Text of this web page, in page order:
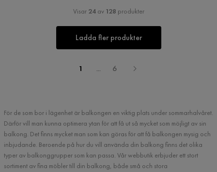
Visar 24av 128 produkter
Ladda fler produkter
1 ... 6
För de som bor i lägenhet är balkongen en viktig plats under sommarhalvåret.
Därför vill man kunna optimera ytan för att få ut så mycket som möjligt av sin
balkong. Det finns mycket man som kan göras för att få balkongen mysig och
inbjudande. Beroende på hur du vill använda din balkong finns det olika
typer av balkonggrupper som kan passa. Vår webbutik erbjuder ett stort
sortiment av fina möbler till din balkong, både små och stora